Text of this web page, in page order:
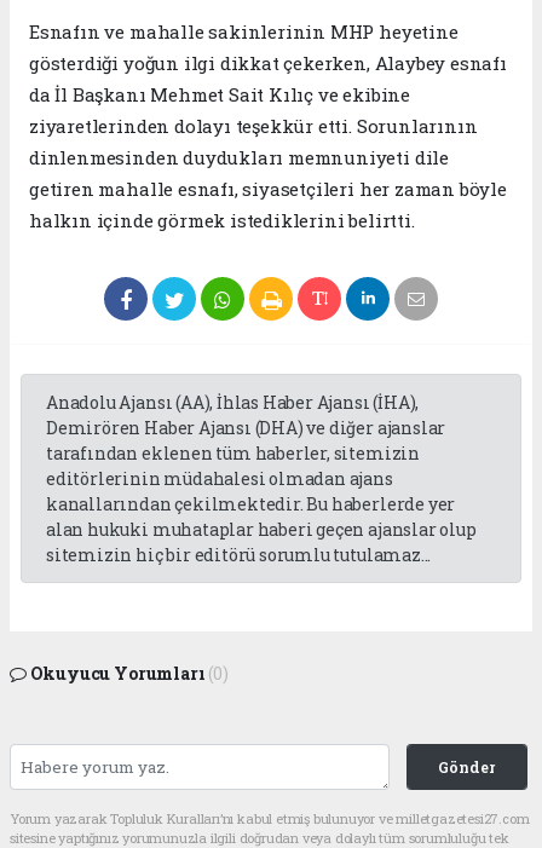
Esnafın ve mahalle sakinlerinin MHP heyetine
gösterdiği yoğun ilgi dikkat çekerken, Alaybey esnafı
da İl Başkanı Mehmet Sait Kılıç ve ekibine
ziyaretlerinden dolayı teşekkür etti. Sorunlarının
dinlenmesinden duydukları memnuniyeti dile
getiren mahalle esnafı, siyasetçileri her zaman böyle
halkın içinde görmek istediklerini belirtti.
Anadolu Ajansı (AA), İhlas Haber Ajansı (İHA),
Demirören Haber Ajansı (DHA) ve diğer ajanslar
tarafından eklenen tüm haberler, sitemizin
editörlerinin müdahalesi olmadan ajans
kanallarından çekilmektedir. Bu haberlerde yer
alan hukuki muhataplar haberi geçen ajanslar olup
sitemizin hiç bir editörü sorumlu tutulamaz...
Okuyucu Yorumları (0)
Gönder
Yorum yazarak Topluluk Kuralları’nı kabul etmiş bulunuyor ve milletgazetesi27.com
sitesine yaptığınız yorumunuzla ilgili doğrudan veya dolaylı tüm sorumluluğu tek